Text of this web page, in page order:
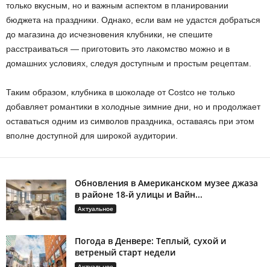
только вкусным, но и важным аспектом в планировании
бюджета на праздники. Однако, если вам не удастся добраться
до магазина до исчезновения клубники, не спешите
расстраиваться — приготовить это лакомство можно и в
домашних условиях, следуя доступным и простым рецептам.
Таким образом, клубника в шоколаде от Costco не только
добавляет романтики в холодные зимние дни, но и продолжает
оставаться одним из символов праздника, оставаясь при этом
вполне доступной для широкой аудитории.
Обновления в Американском музее джаза
в районе 18-й улицы и Вайн...
Актуальное
Погода в Денвере: Теплый, сухой и
ветреный старт недели